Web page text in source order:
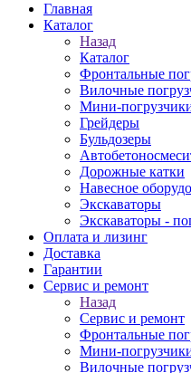
Главная
Каталог
Назад
Каталог
Фронтальные
Вилочные
Мини-
Грейдеры
Бульдозеры
Дорожные катки
Навесное
Экскаваторы
Экскаваторы -
Оплата и лизинг
Доставка
Гарантии
Сервис и ремонт
Назад
Сервис и ремонт
Фронтальные
Мини-
Вилочные